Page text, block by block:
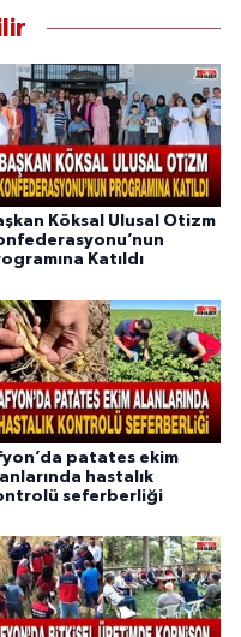
Köksal Ulusal Otizm
Katıldı
patates ekim
hastalık
seferberliği